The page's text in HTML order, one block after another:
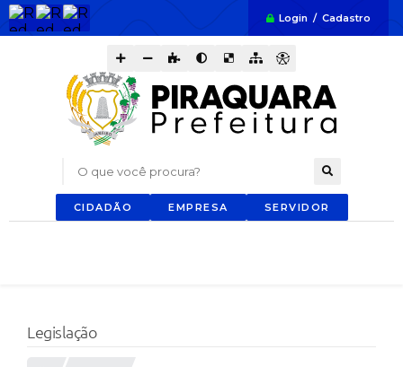
Login / Cadastro
O que você procura?
CIDADÃO EMPRESA SERVIDOR
Legislação